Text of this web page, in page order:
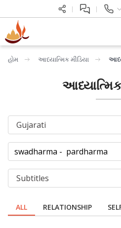
હોમ આધ્યાત્મિક મીડિયા
આધ્યાત્મિક
ALL RELATIONSHIP